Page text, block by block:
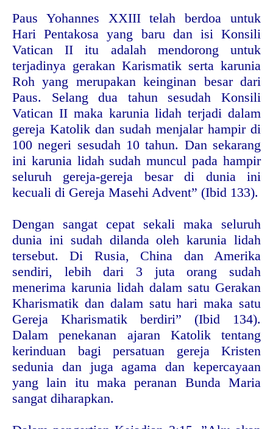
Paus Yohannes XXIII telah berdoa untuk
Hari Pentakosa yang baru dan isi Konsili
Vatican II itu adalah mendorong untuk
terjadinya gerakan Karismatik serta karunia
Roh yang merupakan keinginan besar dari
Paus. Selang dua tahun sesudah Konsili
Vatican II maka karunia lidah terjadi dalam
gereja Katolik dan sudah menjalar hampir di
100 negeri sesudah 10 tahun. Dan sekarang
ini karunia lidah sudah muncul pada hampir
seluruh gereja-gereja besar di dunia ini
kecuali di Gereja Masehi Advent” (Ibid 133).
Dengan sangat cepat sekali maka seluruh
dunia ini sudah dilanda oleh karunia lidah
tersebut. Di Rusia, China dan Amerika
sendiri, lebih dari 3 juta orang sudah
menerima karunia lidah dalam satu Gerakan
Kharismatik dan dalam satu hari maka satu
Gereja Kharismatik berdiri” (Ibid 134).
Dalam penekanan ajaran Katolik tentang
kerinduan bagi persatuan gereja Kristen
sedunia dan juga agama dan kepercayaan
yang lain itu maka peranan Bunda Maria
sangat diharapkan.